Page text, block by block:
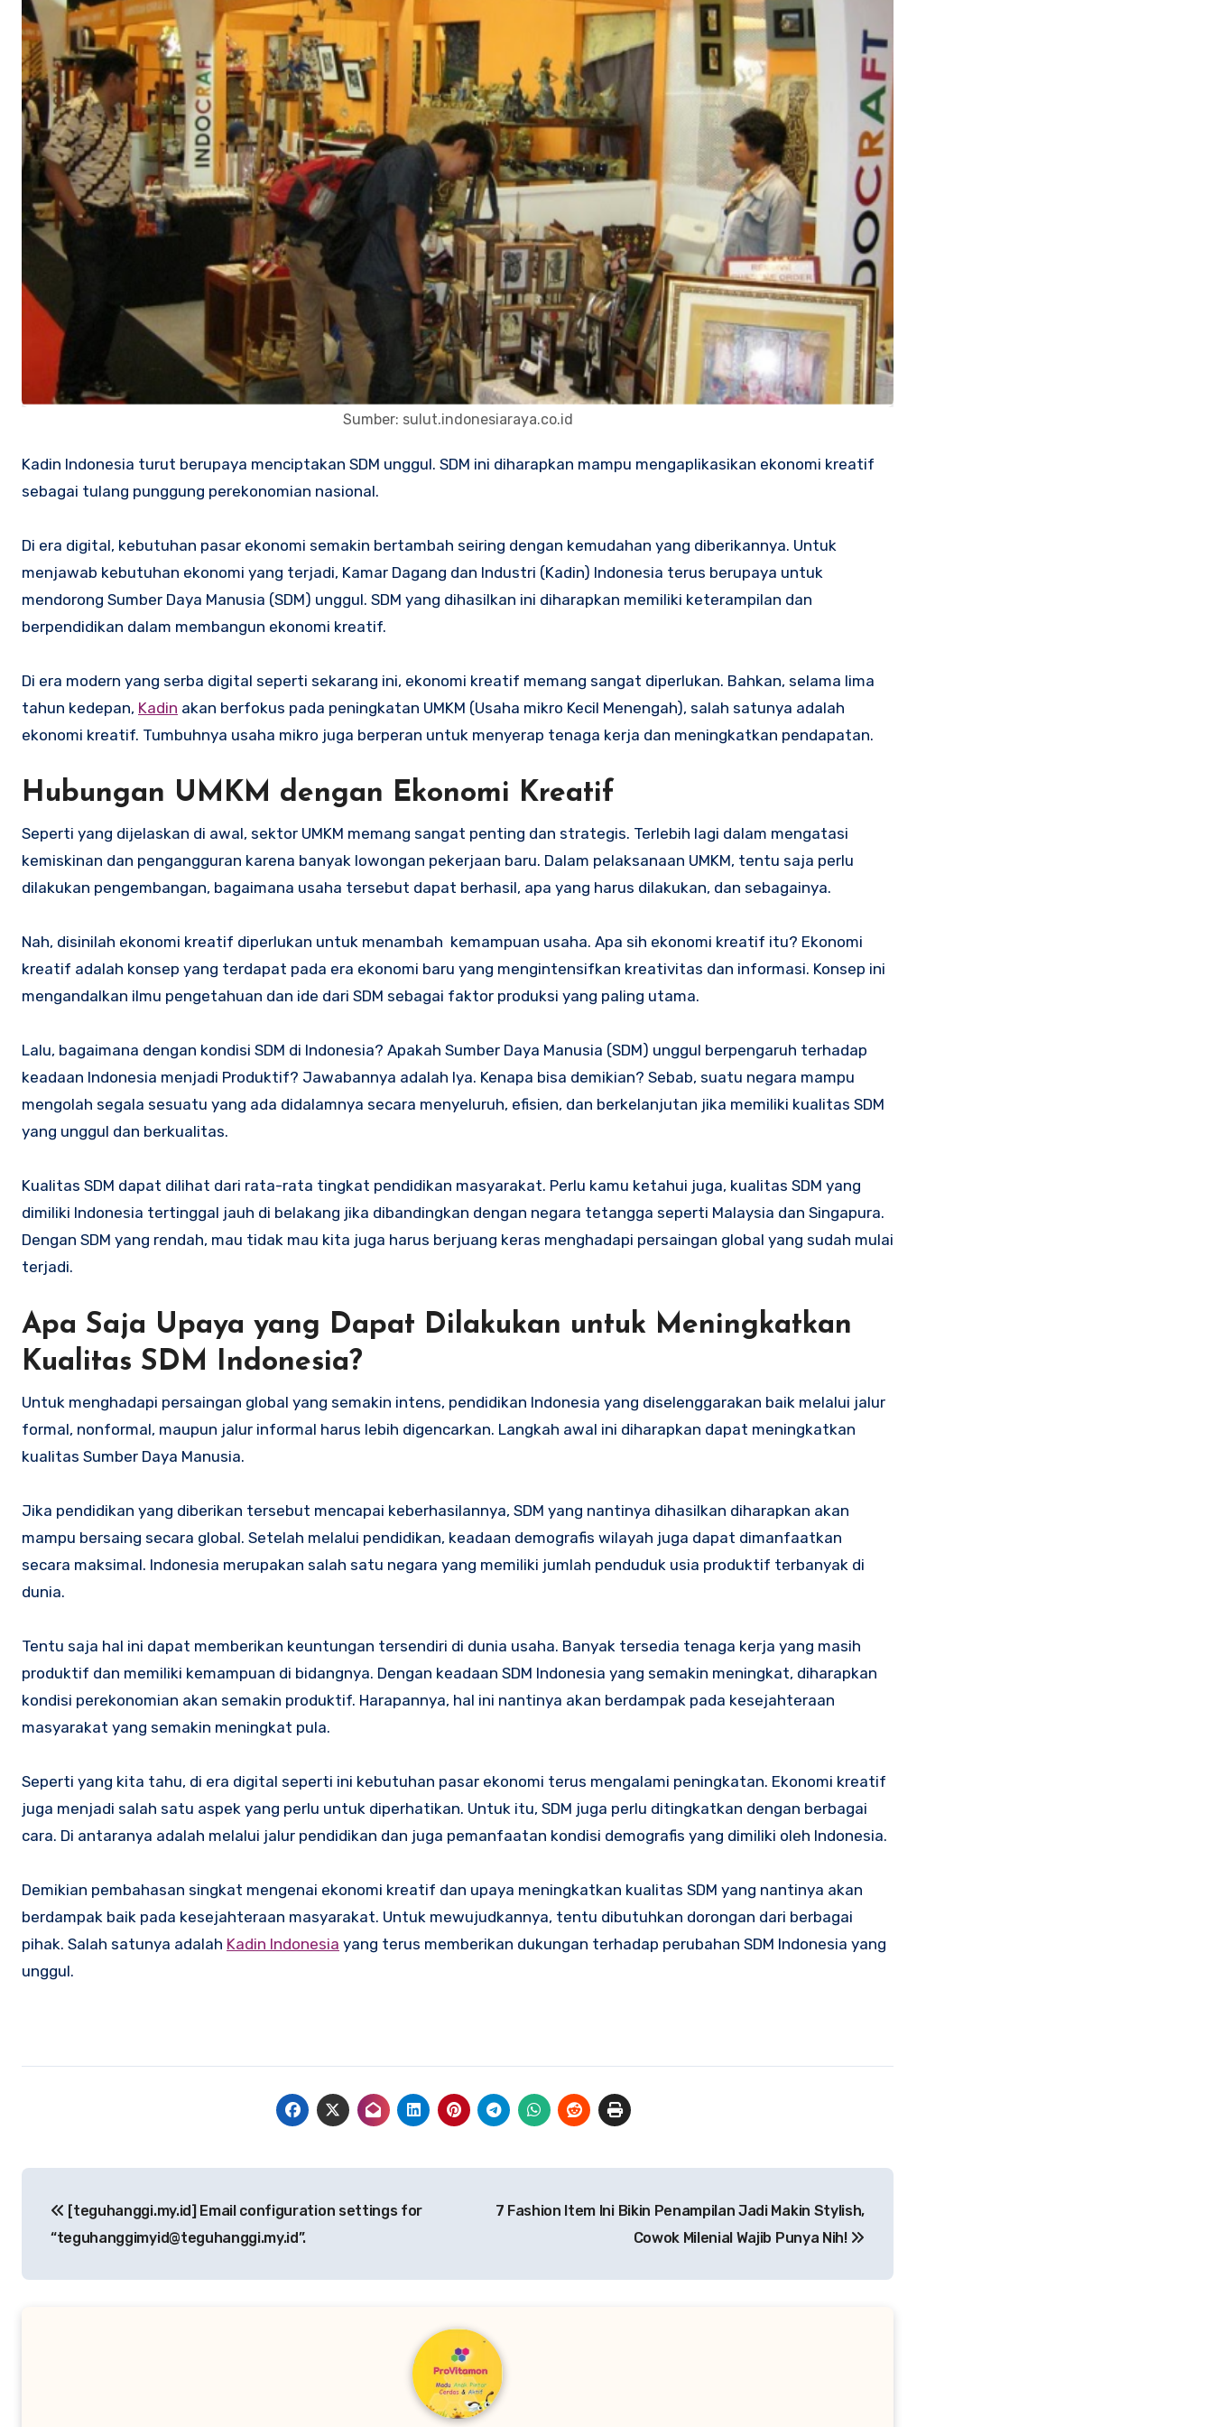
Sumber: sulut.indonesiaraya.co.id
Kadin Indonesia turut berupaya menciptakan SDM unggul. SDM ini diharapkan mampu mengaplikasikan ekonomi kreatif
sebagai tulang punggung perekonomian nasional.
Di era digital, kebutuhan pasar ekonomi semakin bertambah seiring dengan kemudahan yang diberikannya. Untuk
menjawab kebutuhan ekonomi yang terjadi, Kamar Dagang dan Industri (Kadin) Indonesia terus berupaya untuk
mendorong Sumber Daya Manusia (SDM) unggul. SDM yang dihasilkan ini diharapkan memiliki keterampilan dan
berpendidikan dalam membangun ekonomi kreatif.
Di era modern yang serba digital seperti sekarang ini, ekonomi kreatif memang sangat diperlukan. Bahkan, selama lima
tahun kedepan, Kadin akan berfokus pada peningkatan UMKM (Usaha mikro Kecil Menengah), salah satunya adalah
ekonomi kreatif. Tumbuhnya usaha mikro juga berperan untuk menyerap tenaga kerja dan meningkatkan pendapatan.
Hubungan UMKM dengan Ekonomi Kreatif
Seperti yang dijelaskan di awal, sektor UMKM memang sangat penting dan strategis. Terlebih lagi dalam mengatasi
kemiskinan dan pengangguran karena banyak lowongan pekerjaan baru. Dalam pelaksanaan UMKM, tentu saja perlu
dilakukan pengembangan, bagaimana usaha tersebut dapat berhasil, apa yang harus dilakukan, dan sebagainya.
Nah, disinilah ekonomi kreatif diperlukan untuk menambah kemampuan usaha. Apa sih ekonomi kreatif itu? Ekonomi
kreatif adalah konsep yang terdapat pada era ekonomi baru yang mengintensifkan kreativitas dan informasi. Konsep ini
mengandalkan ilmu pengetahuan dan ide dari SDM sebagai faktor produksi yang paling utama.
Lalu, bagaimana dengan kondisi SDM di Indonesia? Apakah Sumber Daya Manusia (SDM) unggul berpengaruh terhadap
keadaan Indonesia menjadi Produktif? Jawabannya adalah Iya. Kenapa bisa demikian? Sebab, suatu negara mampu
mengolah segala sesuatu yang ada didalamnya secara menyeluruh, efisien, dan berkelanjutan jika memiliki kualitas SDM
yang unggul dan berkualitas.
Kualitas SDM dapat dilihat dari rata-rata tingkat pendidikan masyarakat. Perlu kamu ketahui juga, kualitas SDM yang
dimiliki Indonesia tertinggal jauh di belakang jika dibandingkan dengan negara tetangga seperti Malaysia dan Singapura.
Dengan SDM yang rendah, mau tidak mau kita juga harus berjuang keras menghadapi persaingan global yang sudah mulai
terjadi.
Apa Saja Upaya yang Dapat Dilakukan untuk Meningkatkan
Kualitas SDM Indonesia?
Untuk menghadapi persaingan global yang semakin intens, pendidikan Indonesia yang diselenggarakan baik melalui jalur
formal, nonformal, maupun jalur informal harus lebih digencarkan. Langkah awal ini diharapkan dapat meningkatkan
kualitas Sumber Daya Manusia.
Jika pendidikan yang diberikan tersebut mencapai keberhasilannya, SDM yang nantinya dihasilkan diharapkan akan
mampu bersaing secara global. Setelah melalui pendidikan, keadaan demografis wilayah juga dapat dimanfaatkan
secara maksimal. Indonesia merupakan salah satu negara yang memiliki jumlah penduduk usia produktif terbanyak di
dunia.
Tentu saja hal ini dapat memberikan keuntungan tersendiri di dunia usaha. Banyak tersedia tenaga kerja yang masih
produktif dan memiliki kemampuan di bidangnya. Dengan keadaan SDM Indonesia yang semakin meningkat, diharapkan
kondisi perekonomian akan semakin produktif. Harapannya, hal ini nantinya akan berdampak pada kesejahteraan
masyarakat yang semakin meningkat pula.
Seperti yang kita tahu, di era digital seperti ini kebutuhan pasar ekonomi terus mengalami peningkatan. Ekonomi kreatif
juga menjadi salah satu aspek yang perlu untuk diperhatikan. Untuk itu, SDM juga perlu ditingkatkan dengan berbagai
cara. Di antaranya adalah melalui jalur pendidikan dan juga pemanfaatan kondisi demografis yang dimiliki oleh Indonesia.
Demikian pembahasan singkat mengenai ekonomi kreatif dan upaya meningkatkan kualitas SDM yang nantinya akan
berdampak baik pada kesejahteraan masyarakat. Untuk mewujudkannya, tentu dibutuhkan dorongan dari berbagai
pihak. Salah satunya adalah Kadin Indonesia yang terus memberikan dukungan terhadap perubahan SDM Indonesia yang
unggul.
pos [teguhanggi.my.id] Email configuration settings for
“teguhanggimyid@teguhanggi.my.id”.
7 Fashion Item Ini Bikin Penampilan Jadi Makin Stylish,
Cowok Milenial Wajib Punya Nih!